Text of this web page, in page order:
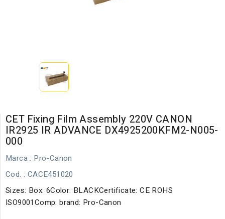
CET Fixing Film Assembly 220V CANON
IR2925 IR ADVANCE DX4925200KFM2-N005-
000
Marca : Pro-Canon
Cod. : CACE451020
Sizes: Box: 6Color: BLACKCertificate: CE ROHS
ISO9001Comp. brand: Pro-Canon